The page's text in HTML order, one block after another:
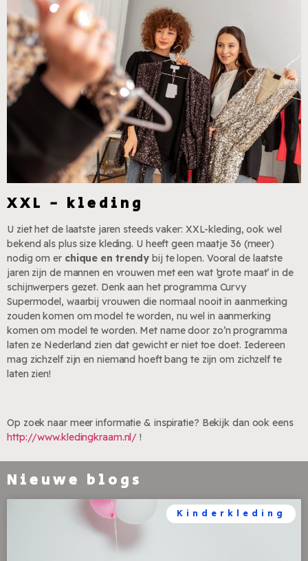
XXL - kleding
U ziet het de laatste jaren steeds vaker: XXL-kleding, ook wel
bekend als plus size kleding. U heeft geen maatje 36 (meer)
nodig om er chique en trendy bij te lopen. Vooral de laatste
jaren zijn de mannen en vrouwen met een wat ‘grote maat’ in de
schijnwerpers gezet. Denk aan het programma Curvy
Supermodel, waarbij vrouwen die normaal nooit in aanmerking
zouden komen om model te worden, nu wel in aanmerking
komen om model te worden. Met name door zo’n programma
laten ze Nederland zien dat gewicht er niet toe doet. Iedereen
mag zichzelf zijn en niemand hoeft bang te zijn om zichzelf te
laten zien!
Op zoek naar meer informatie & inspiratie? Bekijk dan ook eens
http://www.kledingkraam.nl/ !
Nieuwe blogs
Kinderkleding